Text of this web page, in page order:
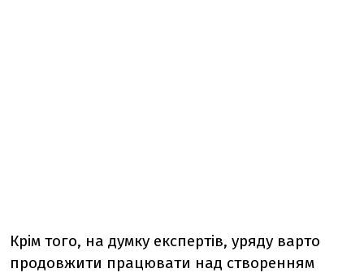
Крім того, на думку експертів, уряду варто
продовжити працювати над створенням